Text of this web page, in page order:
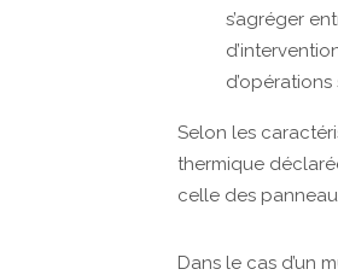
s’agréger
d’opérations
Selon les
thermique
celle des
Dans le cas d’un